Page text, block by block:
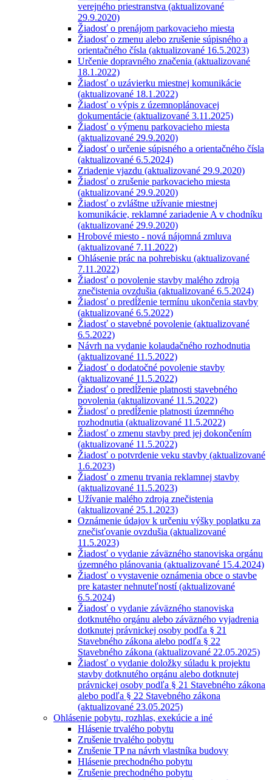
verejného priestranstva (aktualizované
29.9.2020)
Žiadosť o prenájom parkovacieho miesta
Žiadosť o zmenu alebo zrušenie súpisného a
orientačného čísla (aktualizované 16.5.2023)
Určenie dopravného značenia (aktualizované
18.1.2022)
Žiadosť o uzávierku miestnej komunikácie
(aktualizované 18.1.2022)
Žiadosť o výpis z územnoplánovacej
dokumentácie (aktualizované 3.11.2025)
Žiadosť o výmenu parkovacieho miesta
(aktualizované 29.9.2020)
Žiadosť o určenie súpisného a orientačného čísla
(aktualizované 6.5.2024)
Zriadenie vjazdu (aktualizované 29.9.2020)
Žiadosť o zrušenie parkovacieho miesta
(aktualizované 29.9.2020)
Žiadosť o zvláštne užívanie miestnej
komunikácie, reklamné zariadenie A v chodníku
(aktualizované 29.9.2020)
Hrobové miesto - nová nájomná zmluva
(aktualizované 7.11.2022)
Ohlásenie prác na pohrebisku (aktualizované
7.11.2022)
Žiadosť o povolenie stavby malého zdroja
znečistenia ovzdušia (aktualizované 6.5.2024)
Žiadosť o predĺženie termínu ukončenia stavby
(aktualizované 6.5.2022)
Žiadosť o stavebné povolenie (aktualizované
6.5.2022)
Návrh na vydanie kolaudačného rozhodnutia
(aktualizované 11.5.2022)
Žiadosť o dodatočné povolenie stavby
(aktualizované 11.5.2022)
Žiadosť o predĺženie platnosti stavebného
povolenia (aktualizované 11.5.2022)
Žiadosť o predĺženie platnosti územného
rozhodnutia (aktualizované 11.5.2022)
Žiadosť o zmenu stavby pred jej dokončením
(aktualizované 11.5.2022)
Žiadosť o potvrdenie veku stavby (aktualizované
1.6.2023)
Žiadosť o zmenu trvania reklamnej stavby
(aktualizované 11.5.2023)
Užívanie malého zdroja znečistenia
(aktualizované 25.1.2023)
Oznámenie údajov k určeniu výšky poplatku za
znečisťovanie ovzdušia (aktualizované
11.5.2023)
Žiadosť o vydanie záväzného stanoviska orgánu
územného plánovania (aktualizované 15.4.2024)
Žiadosť o vystavenie oznámenia obce o stavbe
pre kataster nehnuteľností (aktualizované
6.5.2024)
Žiadosť o vydanie záväzného stanoviska
dotknutého orgánu alebo záväzného vyjadrenia
dotknutej právnickej osoby podľa § 21
Stavebného zákona alebo podľa § 22
Stavebného zákona (aktualizované 22.05.2025)
Žiadosť o vydanie doložky súladu k projektu
stavby dotknutého orgánu alebo dotknutej
právnickej osoby podľa § 21 Stavebného zákona
alebo podľa § 22 Stavebného zákona
(aktualizované 23.05.2025)
Ohlásenie pobytu, rozhlas, exekúcie a iné
Hlásenie trvalého pobytu
Zrušenie trvalého pobytu
Zrušenie TP na návrh vlastníka budovy
Hlásenie prechodného pobytu
Zrušenie prechodného pobytu